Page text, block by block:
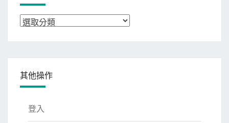
分
其他操作
登入